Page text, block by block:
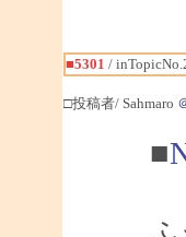
■5301 /
□投稿者/ Sahmaro
■